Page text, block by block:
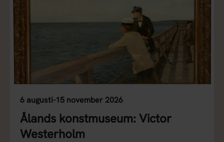
6 augusti-15 november 2026
Ålands konstmuseum: Victor
Westerholm